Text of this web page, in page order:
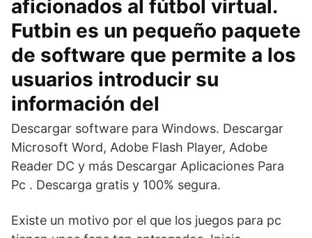
aficionados al fútbol virtual.
Futbin es un pequeño paquete
de software que permite a los
usuarios introducir su
información del
Descargar software para Windows. Descargar
Microsoft Word, Adobe Flash Player, Adobe
Reader DC y más Descargar Aplicaciones Para
Pc . Descarga gratis y 100% segura.
Existe un motivo por el que los juegos para pc